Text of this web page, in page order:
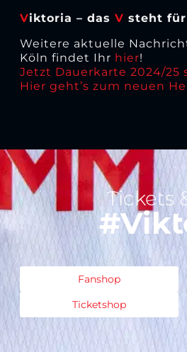
Viktoria – das V steht für
Weitere aktuelle
Köln findet Ihr hier!
Jetzt Dauerkarte 2024/25
Hier geht’s zum neuen
Tickets
Fanshop
Ticketshop